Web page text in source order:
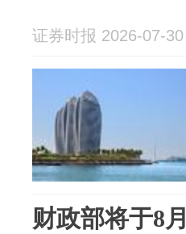
证券时报 2026-07-30
财政部将于8